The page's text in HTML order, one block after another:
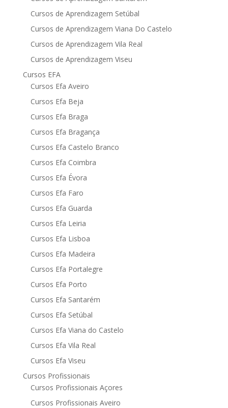
Cursos de Aprendizagem Setúbal
Cursos de Aprendizagem Viana Do Castelo
Cursos de Aprendizagem Vila Real
Cursos de Aprendizagem Viseu
Cursos EFA
Cursos Efa Aveiro
Cursos Efa Beja
Cursos Efa Braga
Cursos Efa Bragança
Cursos Efa Castelo Branco
Cursos Efa Coimbra
Cursos Efa Évora
Cursos Efa Faro
Cursos Efa Guarda
Cursos Efa Leiria
Cursos Efa Lisboa
Cursos Efa Madeira
Cursos Efa Portalegre
Cursos Efa Porto
Cursos Efa Santarém
Cursos Efa Setúbal
Cursos Efa Viana do Castelo
Cursos Efa Vila Real
Cursos Efa Viseu
Cursos Profissionais
Cursos Profissionais Açores
Cursos Profissionais Aveiro